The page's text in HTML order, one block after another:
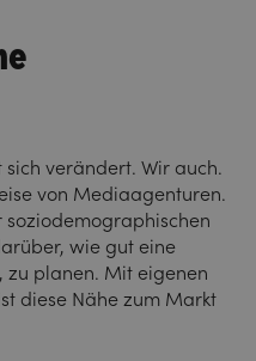
verändert. Wir auch.
von Mediaagenturen.
soziodemographischen
wie gut eine
planen. Mit eigenen
diese Nähe zum Markt